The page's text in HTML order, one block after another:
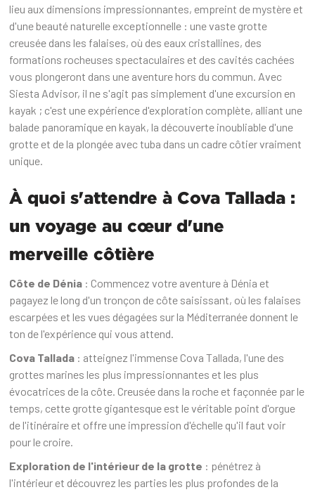
lieu aux dimensions impressionnantes, empreint de mystère et
d'une beauté naturelle exceptionnelle : une vaste grotte
creusée dans les falaises, où des eaux cristallines, des
formations rocheuses spectaculaires et des cavités cachées
vous plongeront dans une aventure hors du commun. Avec
Siesta Advisor, il ne s'agit pas simplement d'une excursion en
kayak ; c'est une expérience d'exploration complète, alliant une
balade panoramique en kayak, la découverte inoubliable d'une
grotte et de la plongée avec tuba dans un cadre côtier vraiment
unique.‍
À quoi s'attendre à Cova Tallada :
un voyage au cœur d'une
merveille côtière
Côte de Dénia : Commencez votre aventure à Dénia et
pagayez le long d'un tronçon de côte saisissant, où les falaises
escarpées et les vues dégagées sur la Méditerranée donnent le
ton de l'expérience qui vous attend.
Cova Tallada : atteignez l'immense Cova Tallada, l'une des
grottes marines les plus impressionnantes et les plus
évocatrices de la côte. Creusée dans la roche et façonnée par le
temps, cette grotte gigantesque est le véritable point d'orgue
de l'itinéraire et offre une impression d'échelle qu'il faut voir
pour le croire.
Exploration de l'intérieur de la grotte : pénétrez à
l'intérieur et découvrez les parties les plus profondes de la